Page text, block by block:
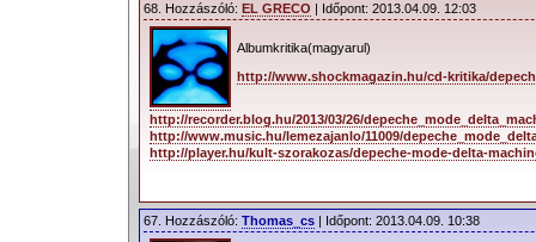
68. Hozzászóló: EL GRECO | Időpont: 2013.04.09. 12:03
Albumkritika(magyarul)
http://www.shockmagazin.hu/cd-kritika/
http://recorder.blog.hu/2013/03/26/
http://www.music.hu/lemezajanlo/11009/
http://player.hu/kult-szorakozas/depeche-mode-delta-
67. Hozzászóló: Thomas_cs | Időpont: 2013.04.09. 10:38